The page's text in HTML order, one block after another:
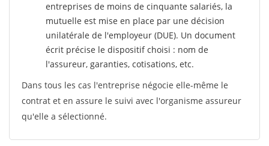
entreprises de moins de cinquante salariés, la
mutuelle est mise en place par une décision
unilatérale de l'employeur (DUE). Un document
écrit précise le dispositif choisi : nom de
l'assureur, garanties, cotisations, etc.
Dans tous les cas l'entreprise négocie elle-même le
contrat et en assure le suivi avec l'organisme assureur
qu'elle a sélectionné.